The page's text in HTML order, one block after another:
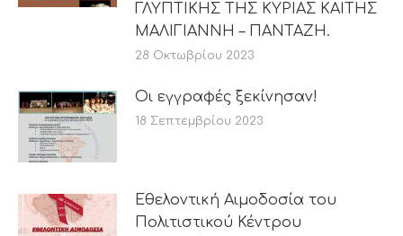
ΓΛΥΠΤΙΚΗΣ ΤΗΣ ΚΥΡΙΑΣ ΚΑΙΤΗΣ
ΜΑΛΙΓΙΑΝΝΗ – ΠΑΝΤΑΖΗ.
28 Οκτωβρίου 2023
Οι εγγραφές ξεκίνησαν!
18 Σεπτεμβρίου 2023
Εθελοντική Αιμοδοσία του
Πολιτιστικού Κέντρου